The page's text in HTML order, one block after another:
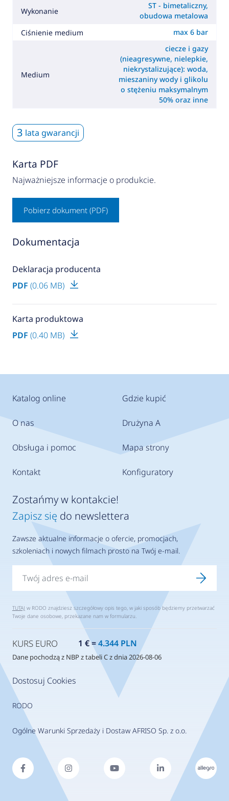
Wykonanie
ST - bimetaliczny,
obudowa metalowa
Ciśnienie medium
max 6 bar
Medium
ciecze i gazy
(nieagresywne, nielepkie,
niekrystalizujące): woda,
mieszaniny wody i glikolu
o stężeniu maksymalnym
50% oraz inne
3 lata gwarancji
Karta PDF
Najważniejsze informacje o produkcie.
Pobierz dokument (PDF)
Dokumentacja
Deklaracja producenta
PDF (0.06 MB)
Karta produktowa
PDF (0.40 MB)
Katalog online
O nas
Obsługa i pomoc
Kontakt
Gdzie kupić
Drużyna A
Mapa strony
Konfiguratory
Dostosuj Cookies
RODO
Ogólne Warunki Sprzedaży i Dostaw AFRISO Sp. z o.o.
Zostańmy w kontakcie!
Zapisz się do newslettera
Zawsze aktualne informacje o ofercie, promocjach,
szkoleniach i nowych filmach prosto na Twój e-mail.
TUTAJ w RODO znajdziesz szczegółowy opis tego, w jaki sposób będziemy przetwarzać
Twoje dane osobowe, przekazane nam w formularzu.
KURS EURO 1 € =4.344 PLN
Dane pochodzą z NBP z tabeli C z dnia 2026-08-06